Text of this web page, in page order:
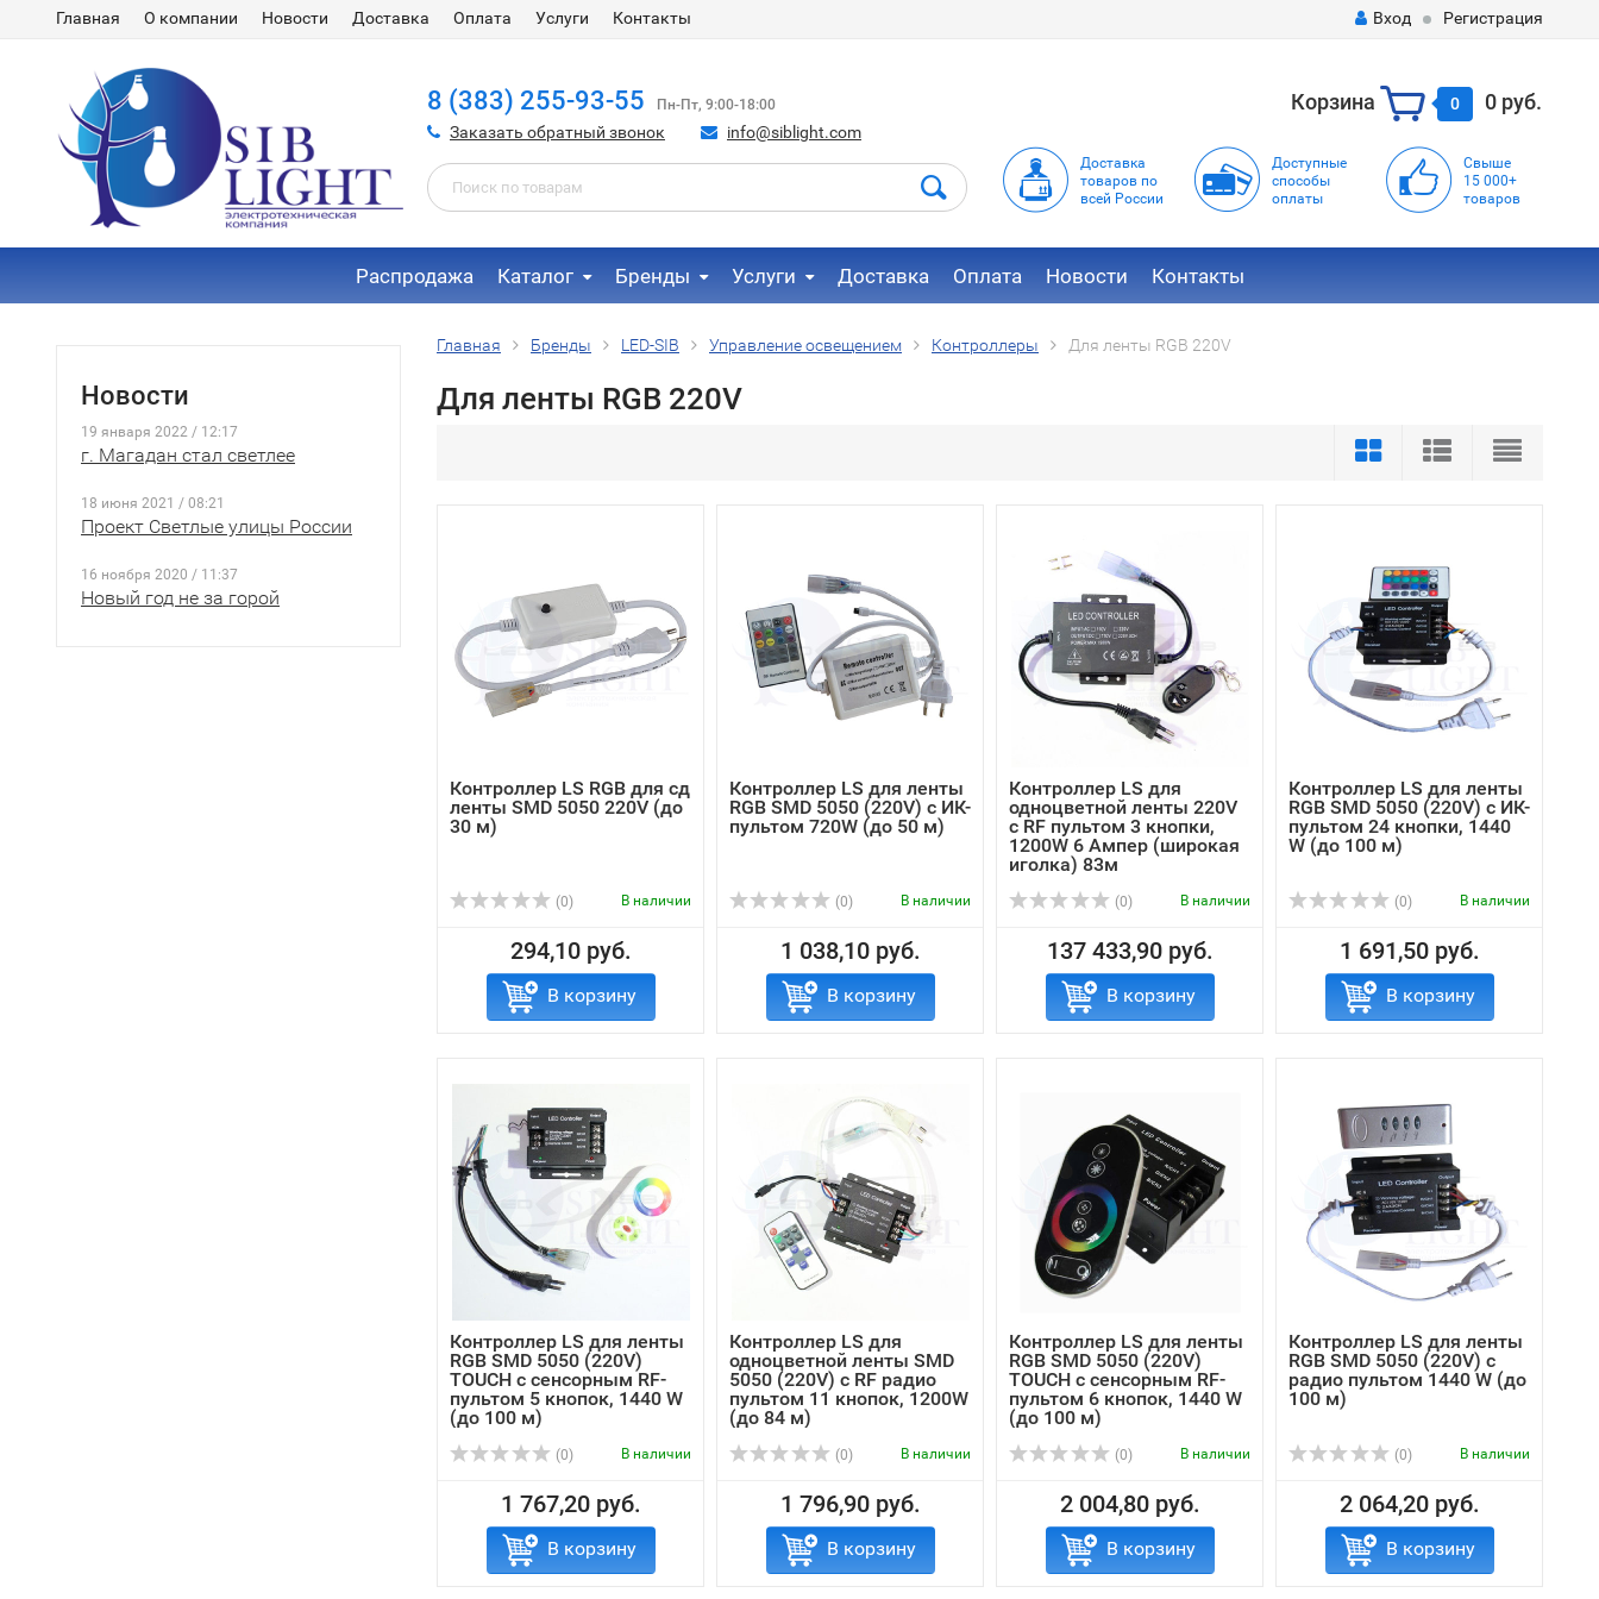
Главная О компании Новости Доставка Оплата Услуги Контакты Вход Регистрация
8 (383) 255-93-55 Пн-Пт, 9:00-18:00
Заказать обратный звонок info@siblight.com
Корзина 0 0 руб.
Доставка
товаров по
всей России
Доступные
способы
оплаты
Свыше
15 000+
товаров
Распродажа Каталог Бренды Услуги Доставка Оплата Новости Контакты
Новости
19 января 2022 / 12:17
г. Магадан стал светлее
18 июня 2021 / 08:21
Проект Светлые улицы России
16 ноября 2020 / 11:37
Новый год не за горой
Главная Бренды LED-SIB Управление освещением Контроллеры Для ленты RGB 220V
Для ленты RGB 220V
Контроллер LS RGB для сд
ленты SMD 5050 220V (до
30 м)
(0) В наличии
294,10 руб.
В корзину
Контроллер LS для ленты
RGB SMD 5050 (220V) с ИК-
пультом 720W (до 50 м)
(0) В наличии
1 038,10 руб.
В корзину
Контроллер LS для
одноцветной ленты 220V
с RF пультом 3 кнопки,
1200W 6 Ампер (широкая
иголка) 83м
(0) В наличии
137 433,90 руб.
В корзину
Контроллер LS для ленты
RGB SMD 5050 (220V) с ИК-
пультом 24 кнопки, 1440
W (до 100 м)
(0) В наличии
1 691,50 руб.
В корзину
Контроллер LS для ленты
RGB SMD 5050 (220V)
TOUCH с сенсорным RF-
пультом 5 кнопок, 1440 W
(до 100 м)
(0) В наличии
1 767,20 руб.
В корзину
Контроллер LS для
одноцветной ленты SMD
5050 (220V) с RF радио
пультом 11 кнопок, 1200W
(до 84 м)
(0) В наличии
1 796,90 руб.
В корзину
Контроллер LS для ленты
RGB SMD 5050 (220V)
TOUCH с сенсорным RF-
пультом 6 кнопок, 1440 W
(до 100 м)
(0) В наличии
2 004,80 руб.
В корзину
Контроллер LS для ленты
RGB SMD 5050 (220V) с
радио пультом 1440 W (до
100 м)
(0) В наличии
2 064,20 руб.
В корзину